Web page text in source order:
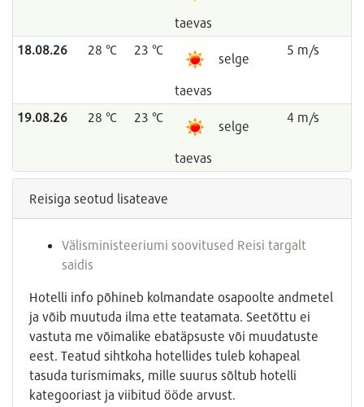
taevas
18.08.26 28 °C 23 °C
selge
taevas
5 m/s
19.08.26 28 °C 23 °C
selge
taevas
4 m/s
Reisiga seotud lisateave
Välisministeeriumi soovitused Reisi targalt
saidis
Hotelli info põhineb kolmandate osapoolte andmetel
ja võib muutuda ilma ette teatamata. Seetõttu ei
vastuta me võimalike ebatäpsuste või muudatuste
eest. Teatud sihtkoha hotellides tuleb kohapeal
tasuda turismimaks, mille suurus sõltub hotelli
kategooriast ja viibitud ööde arvust.